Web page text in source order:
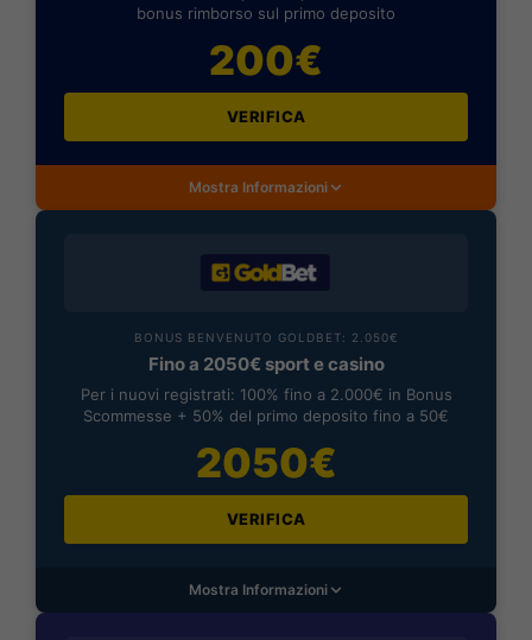
bonus rimborso sul primo deposito
200€
VERIFICA
Mostra Informazioni
BONUS BENVENUTO GOLDBET: 2.050€
Fino a 2050€ sport e casino
Per i nuovi registrati: 100% fino a 2.000€ in Bonus
Scommesse + 50% del primo deposito fino a 50€
2050€
VERIFICA
Mostra Informazioni